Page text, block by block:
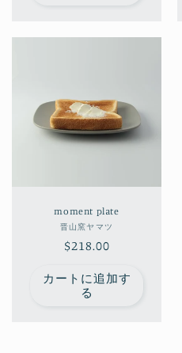
moment plate
販
売
晋山窯ヤマツ
通
価
$218.00
カートに追加す
る